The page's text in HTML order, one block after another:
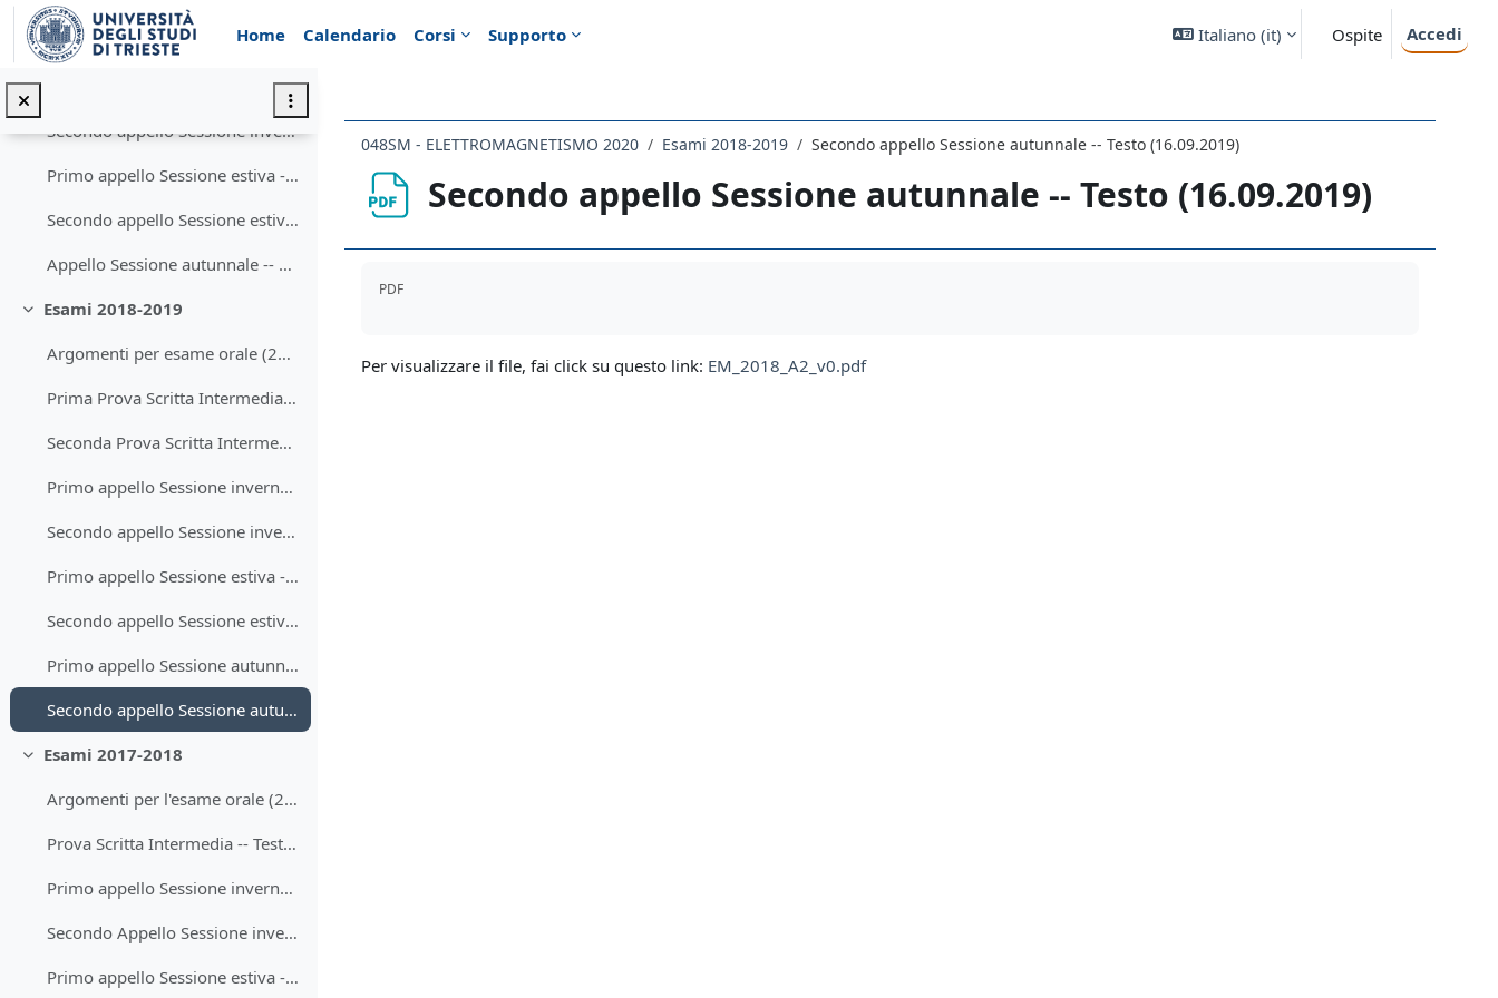
Vai al contenuto principale
Home
Calendario Corsi Supporto Italiano ‎(it)‎ Ospite Accedi
Minimizza
Argomenti per esame orale (2019-2020)
Primo appello Sessione invernale -- Testo (05.02.2020)
Secondo appello Sessione invernale -- Testo (20.02.2020)
Primo appello Sessione estiva -- Testo (22.06.2020)
Secondo appello Sessione estiva -- Testo (08.07.2020)
Appello Sessione autunnale -- Scritto (08.09.2020)
Minimizza
Esami 2018-2019
Argomenti per esame orale (2018-2019)
Prima Prova Scritta Intermedia -- Testo (20.11.2018)
Seconda Prova Scritta Intermedia -- Testo (15.01.2019)
Primo appello Sessione invernale -- Testo (29.01.2019)
Secondo appello Sessione invernale -- Testo (20.02.2019)
Primo appello Sessione estiva -- Testo (17.06.2019)
Secondo appello Sessione estiva -- Testo (04.07.2019)
Primo appello Sessione autunnale -- Testo (02.09.2019)
Secondo appello Sessione autunnale -- Testo (16.09.2019)
Minimizza
Esami 2017-2018
Argomenti per l'esame orale (2017-2018)
Prova Scritta Intermedia -- Testo (29.11.2017)
Primo appello Sessione invernale -- Testo (23.01.2018)
Secondo Appello Sessione invernale -- Testo (15.02.2018)
Primo appello Sessione estiva -- Testo (21.06.2018)
048SM - ELETTROMAGNETISMO 2020 Esami 2018-2019 Secondo appello Sessione autunnale -- Testo (16.09.2019)
Secondo appello Sessione autunnale -- Testo (16.09.2019)
PDF
Per visualizzare il file, fai click su questo link: EM_2018_A2_v0.pdf